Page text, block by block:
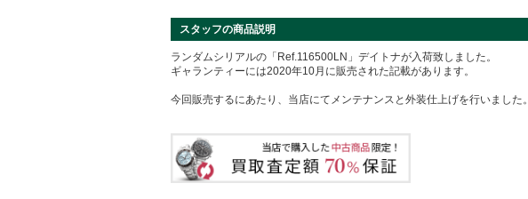
スタッフの商品説明
ランダムシリアルの「Ref.116500LN」デイトナが入荷致しました。
ギャランティーには2020年10月に販売された記載があります。
今回販売するにあたり、当店にてメンテナンスと外装仕上げを行いました。